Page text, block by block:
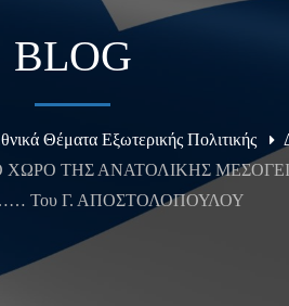
BLOG
Θέματα Εξωτερικής Πολιτικής
ΤΗΣ ΑΝΑΤΟΛΙΚΗΣ
Του Γ. ΑΠΟΣΤΟΛΟΠΟΥΛΟΥ